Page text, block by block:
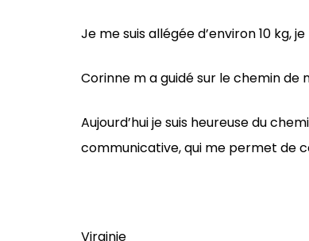
Je me suis allégée d’environ 10 kg,
Corinne m a guidé sur le chemin
Aujourd’hui je suis heureuse du
communicative, qui me permet de
Virginie